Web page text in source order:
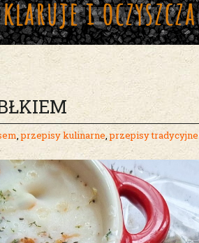
,przepisy kulinarne,przepisy tradycyjne